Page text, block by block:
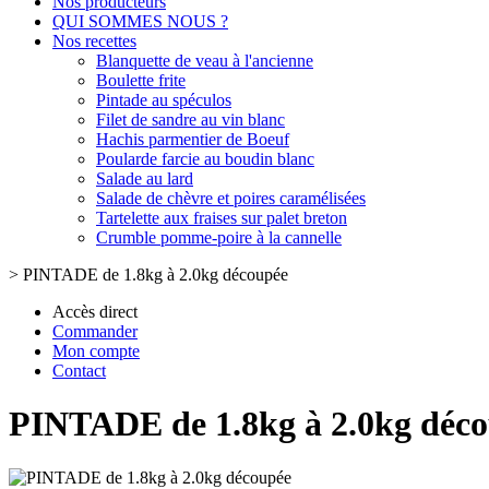
QUI SOMMES NOUS ?
Nos recettes
Blanquette de veau à l'ancienne
Boulette frite
Pintade au spéculos
Filet de sandre au vin blanc
Hachis parmentier de Boeuf
Poularde farcie au boudin blanc
Salade au lard
Salade de chèvre et poires caramélisées
Tartelette aux fraises sur palet breton
Crumble pomme-poire à la cannelle
> PINTADE de 1.8kg à 2.0kg découpée
Accès direct
Commander
Mon compte
Contact
PINTADE de 1.8kg à 2.0kg